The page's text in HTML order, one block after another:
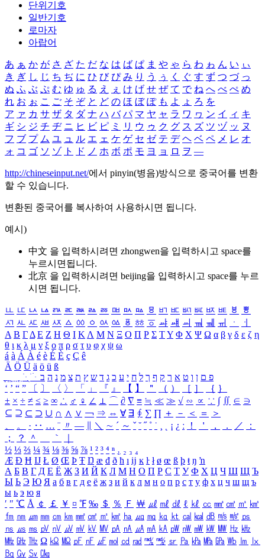
단위기호
일반기호
로마자
아랍어
あ ぁ か が さ ざ た だ な は ば ぱ ま や ゃ ら わ ゎ ん い ぃ
き ぎ し じ ち ぢ に ひ び ぴ み り う ぅ く ぐ す ず つ づ っ
ぬ ふ ぶ ぷ む ゆ ゅ る え ぇ け げ せ ぜ て で ね へ べ ぺ め
れ お ぉ こ ご そ ぞ と ど の ほ ぼ ぽ も よ ょ ろ を
ア ァ カ サ ザ タ ダ ナ ハ バ パ マ ヤ ャ ラ ワ ヮ ン イ ィ キ
ギ シ ジ チ ヂ ニ ヒ ビ ピ ミ リ ウ ゥ ク グ ス ズ ツ ヅ ッ ヌ
フ ブ プ ム ユ ュ ル エ ェ ケ ゲ セ ゼ テ デ ヘ ベ ペ メ レ オ
ォ コ ゴ ソ ゾ ト ド ノ ホ ボ ポ モ ヨ ョ ロ ヲ ―
http://chineseinput.net/에서 pinyin(병음)방식으로 중국어를 변환
할 수 있습니다.
변환된 중국어를 복사하여 사용하시면 됩니다.
예시)
中文 을 입력하시려면 zhongwen을 입력하시고 space를
누르시면됩니다.
北京 을 입력하시려면 beijing을 입력하시고 space를 누르
시면 됩니다.
ㅥ ㅦ ㅧ ㅨ ㅩ ㅪ ㅫ ㅬ ㅭ ㅮ ㅯ ㅰ ㅱ ㅲ ㅳ ㅴ ㅵ ㅶ ㅷ ㅸ
ㅹ
ㅺ ㅻ ㅼ ㅽ ㅾ ㅿ ㆀ ㆁ ㆂ ㆃ ㆄ ㆅ ㆆ ㆇ ㆈ ㆉ ㆊ ㆋ ㆌ ㆍ
ㆎ
Α Β ΓΔ Ε Ζ Η Θ Ι ΚΛ Μ Ν Ξ Ο Π Ρ Σ ΤΥ Φ Χ Ψ Ω α β γ δ ε ζ η
θ ι κ λ μ ν ξ ο π ρ σ τ υ φ χ ψ ω
á à Á À é è É È ç Ç ê
Ä Ö Ü ä ö ü ß
ִֶֹ ֻּ ׁׂ פ ם ן ו ט א ר ק ף ך ל ח י ע כ ג ד ש ץ ת צ מ נ ה ב
‘ ’ “ ” 〔 〕 〈 〉 「 」 『 』 【 】 ＂ （ ） ［ ］ ｛ ｝
± × ÷ ≠ ≤ ≥ ∞ ∴ ♂ ♀ ∠ ⊥ ⌒ ∂ ∇ ≡ ≒ ≪ ≫ √ ∽ ∝ ∵ ∫ ∬ ∈ ∋
⊆ ⊇ ⊂ ⊃ ∪ ∩ ∧ ∨ ￢ ⇒ ⇔ ∀ ∃ ∮ ∑ ∏ ＋ － ＜ ＝
＞
、
。 · ‥ … ¨ 〃 ― ＼ ∼ ´ ～ ˇ ˘ ˝ ˚ ˙ ¸ ¡ ¿ ː ！ ＇ ， ． ／
：
；
？ ＾ ｀
½ ⅓ ⅔ ¼ ¾ ⅛ ⅜ ⅝ ⅞ ¹ ² ³ ⁴ ⁿ ₁ ₂ ₃ ₄
Æ Ð Ħ Ĳ Ł Ø Œ Þ Ŧ Ŋ æ đ ð ħ ı ĳ ĸ ŀ ł ø œ ß þ ŧ ŋ ŉ
А Б В Г Д Е Ё Ж З И Й К Л М Н О П Р С Т У Ф Х Ц Ч Ш Щ Ъ
Ы Ь Э Ю Я а б в г д е ё ж з и й к л м н о п р с т у ф х ц ч ш щ ъ
ы ь э ю я
′ ″ ℃ Å ￠ ￡ ￥ ¤ ℉ ‰ ＄ ％ Ｆ ￦ ㎕ ㎖ ㎗ ℓ ㎘ ㏄ ㎣ ㎤ ㎥ ㎦
㎙ ㎚ ㎛ ㎜ ㎝ ㎞ ㎟ ㎠ ㎡ ㎢ ㏊ ㎍ ㎎ ㎏ ㏏ ㎈ ㎉ ㏈ ㎧ ㎨ ㎰
㎱ ㎲ ㎳ ㎴ ㎵ ㎶ ㎷ ㎸ ㎹ ㎀ ㎁ ㎂ ㎃ ㎄ ㎺ ㎻ ㎽ ㎾ ㎿ ㎐ ㎑
㎒ ㎓ ㎔ Ω ㏀ ㏁ ㎊ ㎋ ㎌ ㏖ ㏅ ㎭ ㎮ ㎯ ㏛ ㎩ ㎪ ㎫ ㎬ ㏝ ㏐
㏓
㏃ ㏉ ㏜ ㏆